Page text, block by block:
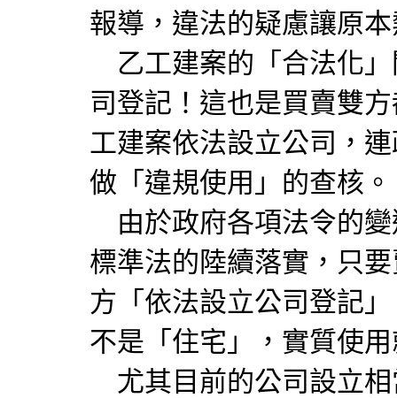
報導，違法的疑慮讓原
乙工建案的「合法化
司登記！這也是買賣雙
工建案依法設立公司，
做「違規使用」的查核。
由於政府各項法令的
標準法的陸續落實，只
方「依法設立公司登記
不是「住宅」，實質使
尤其目前的公司設立